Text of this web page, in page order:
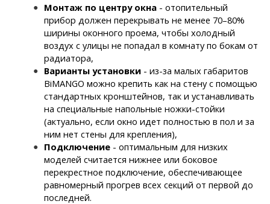
Монтаж по центру окна - отопительный
прибор должен перекрывать не менее 70–80%
ширины оконного проема, чтобы холодный
воздух с улицы не попадал в комнату по бокам от
радиатора,
Варианты установки - из-за малых габаритов
BiMANGO можно крепить как на стену с помощью
стандартных кронштейнов, так и устанавливать
на специальные напольные ножки-стойки
(актуально, если окно идет полностью в пол и за
ним нет стены для крепления),
Подключение - оптимальным для низких
моделей считается нижнее или боковое
перекрестное подключение, обеспечивающее
равномерный прогрев всех секций от первой до
последней.